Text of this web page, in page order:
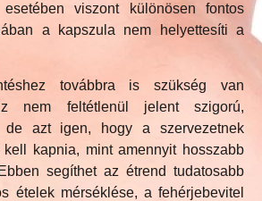
viszont különösen fontos
a kapszula nem helyettesíti a
továbbra is szükség van
nem feltétlenül jelent szigorú,
de azt igen, hogy a szervezetnek
kell kapnia, mint amennyit hosszabb
segíthet az étrend tudatosabb
ételek mérséklése, a fehérjebevitel